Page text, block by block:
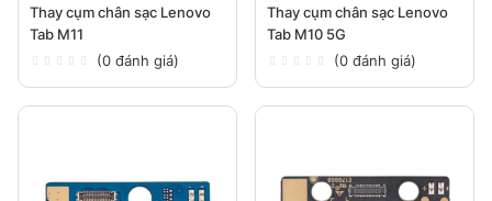
Thay cụm chân sạc Lenovo
Tab M11
(0 đánh giá)
Thay cụm chân sạc Lenovo
Tab M10 5G
(0 đánh giá)